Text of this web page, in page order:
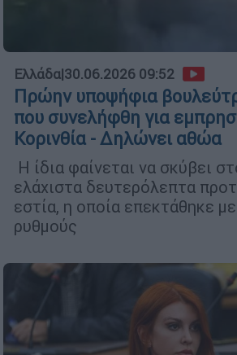
Ελλάδα|30.06.2026 09:52
Πρώην υποψήφια
που συνελήφθη για
Κορινθία - Δηλώνει αθώα
Η ίδια φαίνεται να σκύβει
ελάχιστα δευτερόλεπτα
εστία, η οποία επεκτάθηκε
ρυθμούς